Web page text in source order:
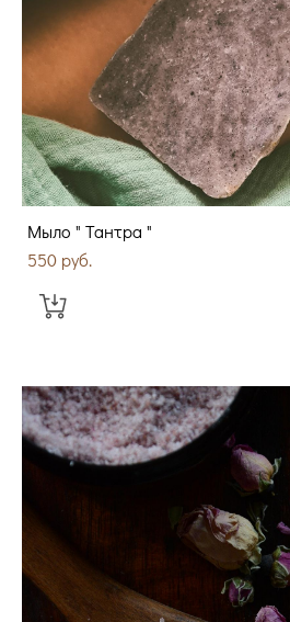
Мыло " Тантра "
550 pуб.